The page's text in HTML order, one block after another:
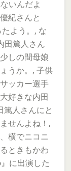
いんだよ
紀さんと
よう。, な
田篤人さん
しの間母娘
うか。, 子供
ッカー選手
好きな内田
篤人さんにと
せんよね！,
横でニコニ
ときもかわ
に出演した